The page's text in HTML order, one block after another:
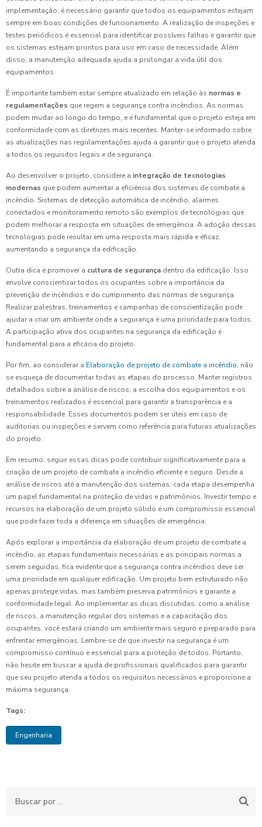
implementação; é necessário garantir que todos os equipamentos estejam
sempre em boas condições de funcionamento. A realização de inspeções e
testes periódicos é essencial para identificar possíveis falhas e garantir que
os sistemas estejam prontos para uso em caso de necessidade. Além
disso, a manutenção adequada ajuda a prolongar a vida útil dos
equipamentos.
É importante também estar sempre atualizado em relação às normas e
regulamentações que regem a segurança contra incêndios. As normas
podem mudar ao longo do tempo, e é fundamental que o projeto esteja em
conformidade com as diretrizes mais recentes. Manter-se informado sobre
as atualizações nas regulamentações ajuda a garantir que o projeto atenda
a todos os requisitos legais e de segurança.
Ao desenvolver o projeto, considere a integração de tecnologias
modernas que podem aumentar a eficiência dos sistemas de combate a
incêndio. Sistemas de detecção automática de incêndio, alarmes
conectados e monitoramento remoto são exemplos de tecnologias que
podem melhorar a resposta em situações de emergência. A adoção dessas
tecnologias pode resultar em uma resposta mais rápida e eficaz,
aumentando a segurança da edificação.
Outra dica é promover a cultura de segurança dentro da edificação. Isso
envolve conscientizar todos os ocupantes sobre a importância da
prevenção de incêndios e do cumprimento das normas de segurança.
Realizar palestras, treinamentos e campanhas de conscientização pode
ajudar a criar um ambiente onde a segurança é uma prioridade para todos.
A participação ativa dos ocupantes na segurança da edificação é
fundamental para a eficácia do projeto.
Por fim, ao considerar a Elaboração de projeto de combate a incêndio, não
se esqueça de documentar todas as etapas do processo. Manter registros
detalhados sobre a análise de riscos, a escolha dos equipamentos e os
treinamentos realizados é essencial para garantir a transparência e a
responsabilidade. Esses documentos podem ser úteis em caso de
auditorias ou inspeções e servem como referência para futuras atualizações
do projeto.
Em resumo, seguir essas dicas pode contribuir significativamente para a
criação de um projeto de combate a incêndio eficiente e seguro. Desde a
análise de riscos até a manutenção dos sistemas, cada etapa desempenha
um papel fundamental na proteção de vidas e patrimônios. Investir tempo e
recursos na elaboração de um projeto sólido é um compromisso essencial
que pode fazer toda a diferença em situações de emergência.
Após explorar a importância da elaboração de um projeto de combate a
incêndio, as etapas fundamentais necessárias e as principais normas a
serem seguidas, fica evidente que a segurança contra incêndios deve ser
uma prioridade em qualquer edificação. Um projeto bem estruturado não
apenas protege vidas, mas também preserva patrimônios e garante a
conformidade legal. Ao implementar as dicas discutidas, como a análise
de riscos, a manutenção regular dos sistemas e a capacitação dos
ocupantes, você estará criando um ambiente mais seguro e preparado para
enfrentar emergências. Lembre-se de que investir na segurança é um
compromisso contínuo e essencial para a proteção de todos. Portanto,
não hesite em buscar a ajuda de profissionais qualificados para garantir
que seu projeto atenda a todos os requisitos necessários e proporcione a
máxima segurança.
Tags:
Engenharia